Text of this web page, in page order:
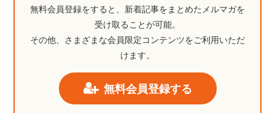
無料会員登録をすると、新着記事をまとめたメルマガを
受け取ることが可能。
その他、さまざまな会員限定コンテンツをご利用いただ
けます。
無料会員登録する